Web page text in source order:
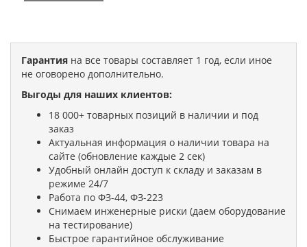
Гарантия на все товары составляет 1 год, если иное
не оговорено дополнительно.
Выгоды для наших клиентов:
18 000+ товарных позиций в наличии и под
заказ
Актуальная информация о наличии товара на
сайте (обновление каждые 2 сек)
Удобный онлайн доступ к складу и заказам в
режиме 24/7
Работа по ФЗ-44, ФЗ-223
Снимаем инженерные риски (даем оборудование
на тестирование)
Быстрое гарантийное обслуживание